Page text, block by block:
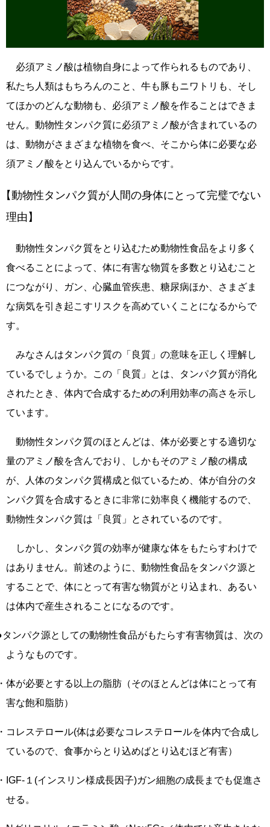
必須アミノ酸は植物自身によって作られるものであり、
私たち人類はもちろんのこと、牛も豚もニワトリも、そし
てほかのどんな動物も、必須アミノ酸を作ることはできま
せん。動物性タンパク質に必須アミノ酸が含まれているの
は、動物がさまざまな植物を食べ、そこから体に必要な必
須アミノ酸をとり込んでいるからです。
【動物性タンパク質が人間の身体にとって完璧でない
理由】
動物性タンパク質をとり込むため動物性食品をより多く
食べることによって、体に有害な物質を多数とり込むこと
につながり、ガン、心臓血管疾患、糖尿病ほか、さまざま
な病気を引き起こすリスクを高めていくことになるからで
す。
みなさんはタンパク質の「良質」の意味を正しく理解し
ているでしょうか。この「良質」とは、タンパク質が消化
されたとき、体内で合成するための利用効率の高さを示し
ています。
動物性タンパク質のほとんどは、体が必要とする適切な
量のアミノ酸を含んでおり、しかもそのアミノ酸の構成
が、人体のタンパク質構成と似ているため、体が自分のタ
ンパク質を合成するときに非常に効率良く機能するので、
動物性タンパク質は「良質」とされているのです。
しかし、タンパク質の効率が健康な体をもたらすわけで
はありません。前述のように、動物性食品をタンパク源と
することで、体にとって有害な物質がとり込まれ、あるい
は体内で産生されることになるのです。
タンパク源としての動物性食品がもたらす有害物質は、次の
ようなものです。
体が必要とする以上の脂肪（そのほとんどは体にとって有
害な飽和脂肪）
コレステロール(体は必要なコレステロールを体内で合成し
ているので、食事からとり込めばとり込むほど有害）
IGF-１(インスリン様成長因子)ガン細胞の成長までも促進さ
せる。